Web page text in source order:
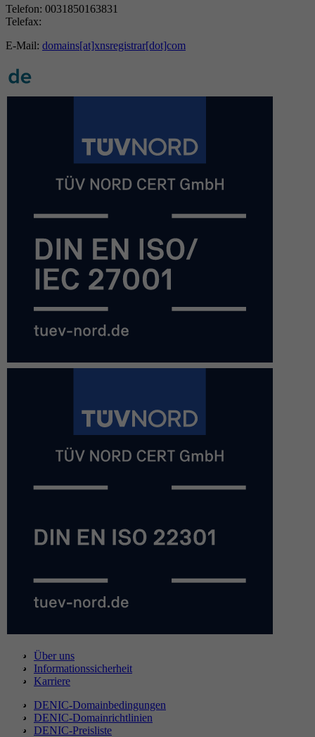
Telefon: 0031850163831
Telefax:
E-Mail: domains[at]xnsregistrar[dot]com
Über uns
Informationssicherheit
Karriere
DENIC-Domainbedingungen
DENIC-Domainrichtlinien
DENIC-Preisliste